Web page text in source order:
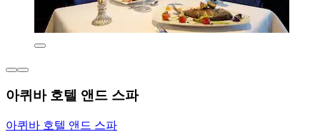
아퀴바 호텔 앤드 스파
아퀴바 호텔 앤드 스파